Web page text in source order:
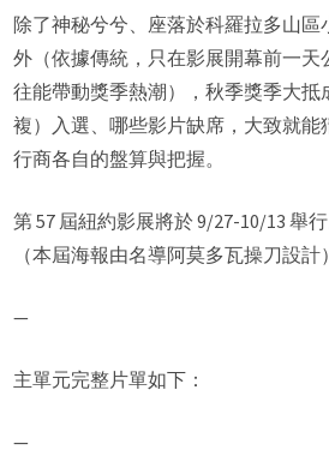
除了神秘兮兮、座落於科羅拉多山區
外（依據傳統，只在影展開幕前一天
往能帶動獎季熱潮），秋季獎季大抵
複）入選、哪些影片缺席，大致就能
行商各自的盤算與把握。
第 57 屆紐約影展將於 9/27-10/13 舉行
（本屆海報由名導阿莫多瓦操刀設計）
—
主單元完整片單如下：
—